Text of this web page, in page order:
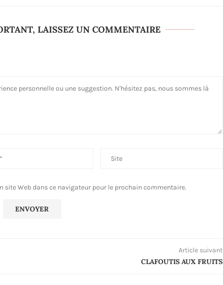
LAISSEZ UN COMMENTAIRE
site Web dans ce navigateur pour le prochain commentaire.
Article suivant
CLAFOUTIS AUX FRUITS